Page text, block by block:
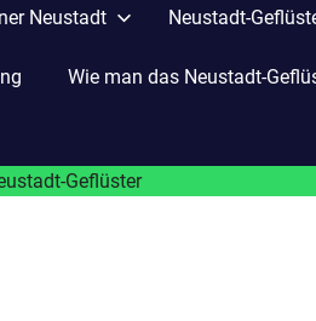
Neustadt Neustadt-
Wie man das Neustadt-